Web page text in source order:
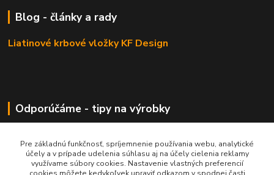
Blog - články a rady
Liatinové krbové vložky KF Design
Odporúčáme - tipy na výrobky
Pre základnú funkčnosť, spríjemnenie používania webu, analytické
účely a v prípade udelenia súhlasu aj na účely cielenia reklamy
využívame súbory cookies. Nastavenie vlastných preferencií